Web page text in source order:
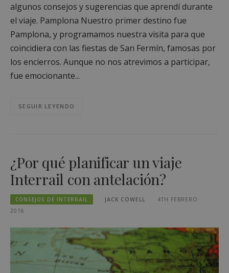
algunos consejos y sugerencias que aprendí durante
el viaje. Pamplona Nuestro primer destino fue
Pamplona, y programamos nuestra visita para que
coincidiera con las fiestas de San Fermín, famosas por
los encierros. Aunque no nos atrevimos a participar,
fue emocionante...
SEGUIR LEYENDO
¿Por qué planificar un viaje
Interrail con antelación?
CONSEJOS DE INTERRAIL JACK COWELL
4TH FEBRERO
2016